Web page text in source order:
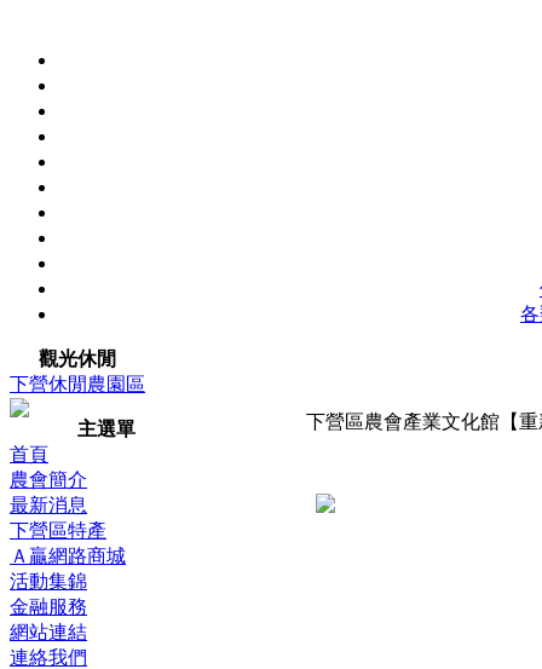
觀光休閒
下營休閒農園區
主選單
首頁
農會簡介
最新消息
下營區特產
Ａ贏網路商城
活動集錦
金融服務
網站連結
連絡我們
下營區農會產業文化館【